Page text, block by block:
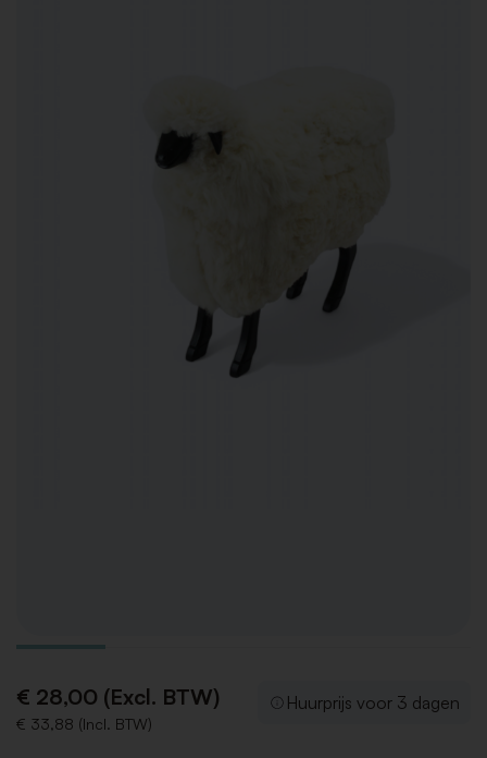
€ 28,00 (Excl. BTW)
€ 33,88 (Incl. BTW)
Huurprijs voor 3 dagen